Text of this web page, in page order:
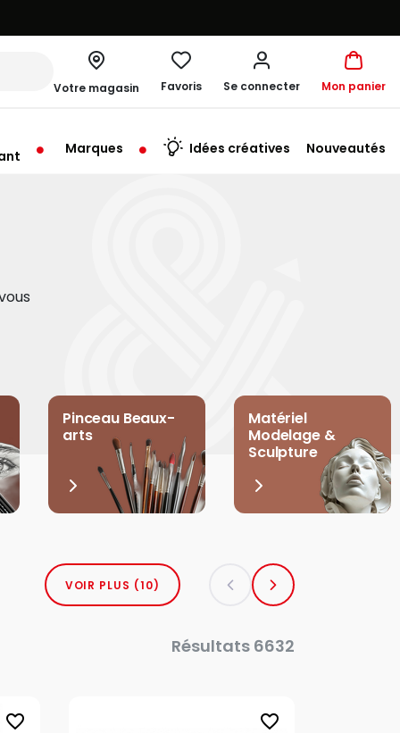
Votre magasin
à 19:30
Favoris Se connecter Mon panier
Marques Idées créatives Nouveautés
Pinceau Beaux-
arts
Matériel
Modelage &
Sculpture
VOIR PLUS (10)
Résultats 6632
favorite_border favorite_border